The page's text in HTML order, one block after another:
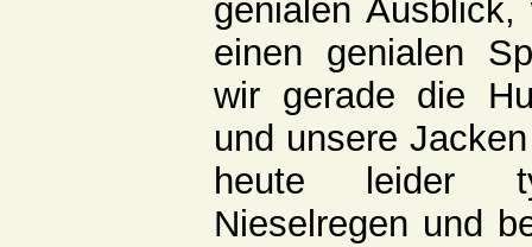
genialen
einen genialen
wir gerade die
und unsere
heute leider
Nieselregen und